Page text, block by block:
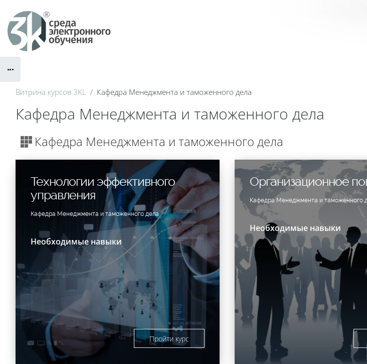
Блоки
Витрина курсов 3KL Кафедра Менеджмента и таможенного дела
Кафедра Менеджмента и таможенного дела
Блоки
Кафедра Менеджмента и таможенного дела
Технологии эффективного
управления
Кафедра Менеджмента и таможенного дела
Необходимые навыки
Пройти курс
Организационное
Кафедра Менеджмента и таможенного
Необходимые навыки